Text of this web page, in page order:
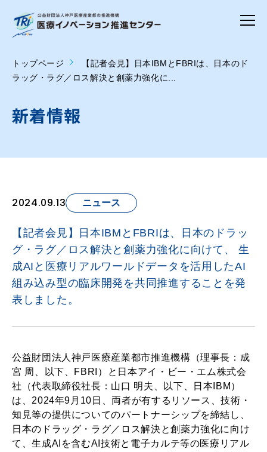
トップページ
【記者会見】日本IBMとFBRIは、日本のド
ラッグ・ラグ／ロス解決と創薬力強化に...
新着情報
2024.09.13 ニュース
【記者会見】日本IBMとFBRIは、日本のドラッ
グ・ラグ／ロス解決と創薬力強化に向けて、 生
成AIと医療リアルワールドデータを活用したAI
組み込み型の臨床開発を共同推進することを発
表しました。
公益財団法人神戸医療産業都市推進機構（理事長：成
宮 周、以下、FBRI）と日本アイ・ビー・エム株式会
社（代表取締役社長：山口 明夫、以下、日本IBM）
は、2024年9月10日、両者が有するリソース、技術・
知見等の提供についてのパートナーシップを締結し、
日本のドラッグ・ラグ／ロス解決と創薬力強化に向け
て、生成AIを含むAI技術と電子カルテ等の医療リアル